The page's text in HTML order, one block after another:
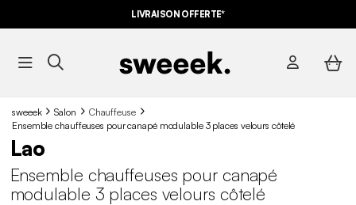
LIVRAISON OFFERTE*
sweeek Salon
Chauffeuse
Ensemble chauffeuses pour canapé modulable 3 places velours côtelé
Lao
Ensemble chauffeuses pour canapé
modulable 3 places velours côtelé